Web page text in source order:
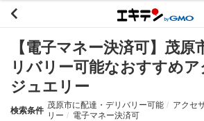
【電子マネー決済可】茂原
リバリー可能なおすすめア
ジュエリー
検索条件
茂原市に配達・デリバリー可能
アクセ
リー
電子マネー決済可